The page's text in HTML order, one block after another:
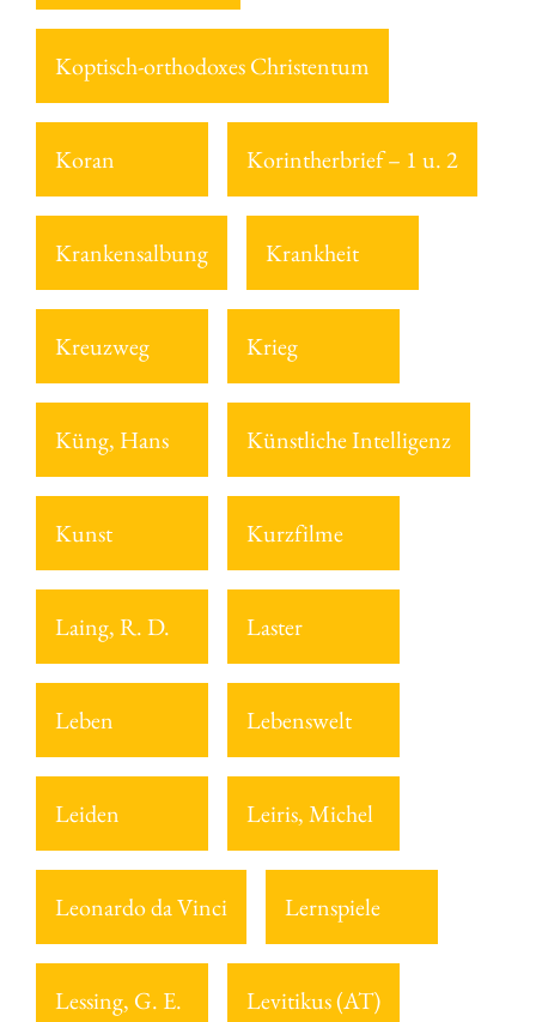
Koptisch-orthodoxes Christentum
Koran Korintherbrief – 1 u. 2
Krankensalbung Krankheit
Kreuzweg Krieg
Küng, Hans Künstliche Intelligenz
Kunst Kurzfilme
Laing, R. D. Laster
Leben Lebenswelt
Leiden Leiris, Michel
Leonardo da Vinci Lernspiele
Lessing, G. E. Levitikus (AT)